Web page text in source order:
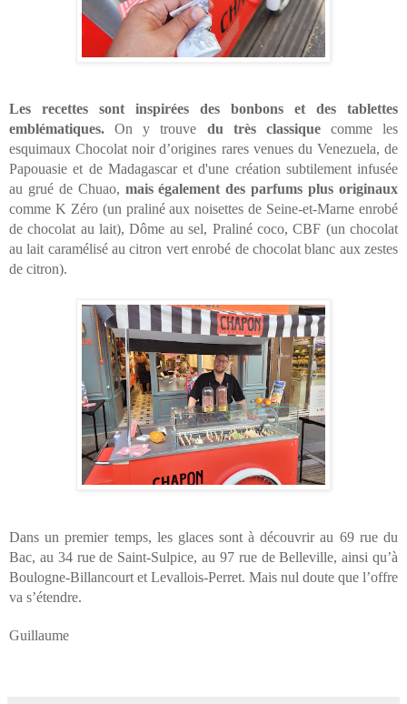
Les recettes sont inspirées des bonbons et des tablettes
emblématiques. On y trouve du très classique comme les
esquimaux Chocolat noir d’origines rares venues du Venezuela, de
Papouasie et de Madagascar et d'une création subtilement infusée
au grué de Chuao, mais également des parfums plus originaux
comme K Zéro (un praliné aux noisettes de Seine-et-Marne enrobé
de chocolat au lait), Dôme au sel, Praliné coco, CBF (un chocolat
au lait caramélisé au citron vert enrobé de chocolat blanc aux zestes
de citron).
Dans un premier temps, les glaces sont à découvrir au 69 rue du
Bac, au 34 rue de Saint-Sulpice, au 97 rue de Belleville, ainsi qu’à
Boulogne-Billancourt et Levallois-Perret. Mais nul doute que l’offre
va s’étendre.
Guillaume